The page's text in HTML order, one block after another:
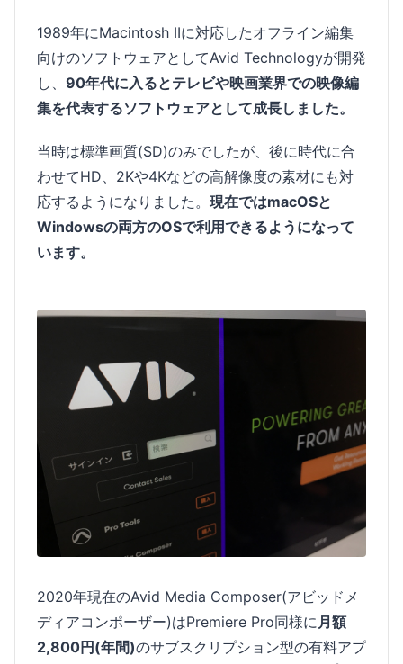
1989年にMacintosh IIに対応したオフライン編集
向けのソフトウェアとしてAvid Technologyが開発
し、 90年代に入るとテレビや映画業界での映像編
集を代表するソフトウェアとして成長しました。
当時は標準画質(SD)のみでしたが、後に時代に合
わせてHD、2Kや4Kなどの高解像度の素材にも対
応するようになりました。 現在ではmacOSと
Windowsの両方のOSで利用できるようになって
います。
2020年現在のAvid Media Composer(アビッドメ
ディアコンポーザー)はPremiere Pro同様に 月額
2,800円(年間)のサブスクリプション型の有料アプ